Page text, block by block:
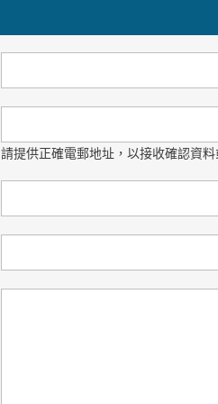
請提供正確電郵地址，以接收確認資